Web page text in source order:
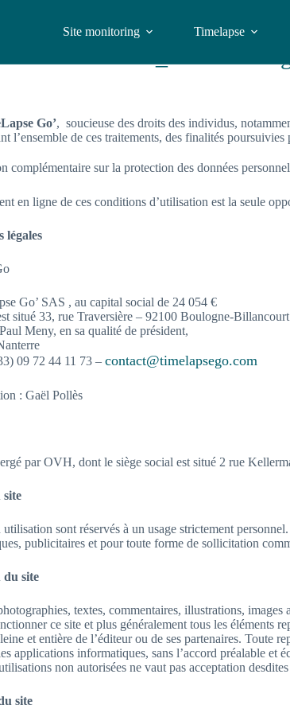
Site monitoring Timelapse
Go’, soucieuse des droits des individus,
l’ensemble de ces traitements, des finalités
complémentaire sur la protection des données
en ligne de ces conditions d’utilisation est la seule
légales
Go’ SAS , au capital social de 24 054 €
situé 33, rue Traversière – 92100 Boulogne-Billancourt
Meny, en sa qualité de président,
09 72 44 11 73 –contact@timelapsego.com
: Gaël Pollès
par OVH, dont le siège social est situé 2 rue
site
utilisation sont réservés à un usage strictement
publicitaires et pour toute forme de sollicitation
du site
textes, commentaires, illustrations,
ce site et plus généralement tous les éléments
et entière de l’éditeur ou de ses partenaires. Toute
applications informatiques, sans l’accord préalable et
non autorisées ne vaut pas acceptation
site